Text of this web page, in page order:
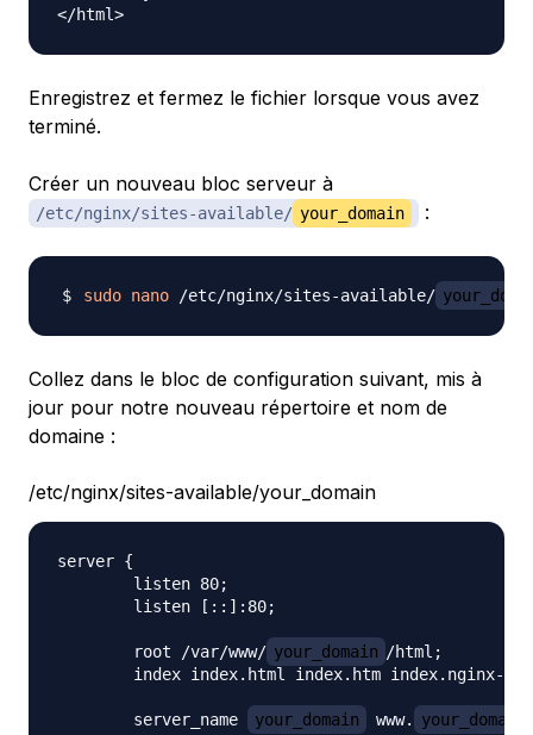
Enregistrez et fermez le fichier lorsque vous avez
terminé.
Créer un nouveau bloc serveur à
/etc/nginx/sites-available/ your_domain :
sudo nano /etc/nginx/sites-available/
Collez dans le bloc de configuration suivant, mis à
jour pour notre nouveau répertoire et nom de
domaine :
/etc/nginx/sites-available/your_domain
server {
        listen 80;
        listen [::]:80;
        root /var/www/
your_domain /html;
index index.html index.htm index.nginx-
        server_name
your_domain www. your_domain